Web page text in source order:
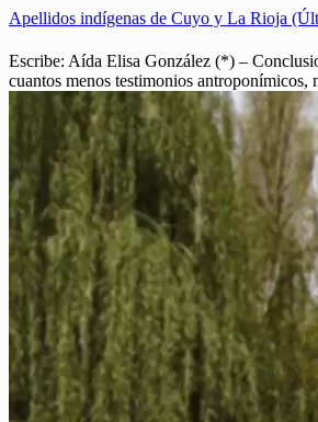
Apellidos indígenas de Cuyo y La Rioja
Escribe: Aída Elisa González (*) –
cuantos menos testimonios antroponímicos,